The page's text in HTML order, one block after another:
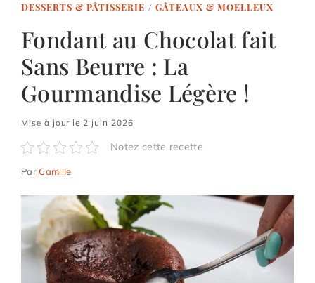
DESSERTS & PÂTISSERIE / GÂTEAUX & MOELLEUX
Fondant au Chocolat fait
Sans Beurre : La
Gourmandise Légère !
Mise à jour le 2 juin 2026
Notez cette recette
ParCamille